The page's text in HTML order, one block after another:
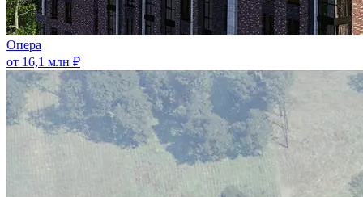
Опера
от 16,1 млн ₽